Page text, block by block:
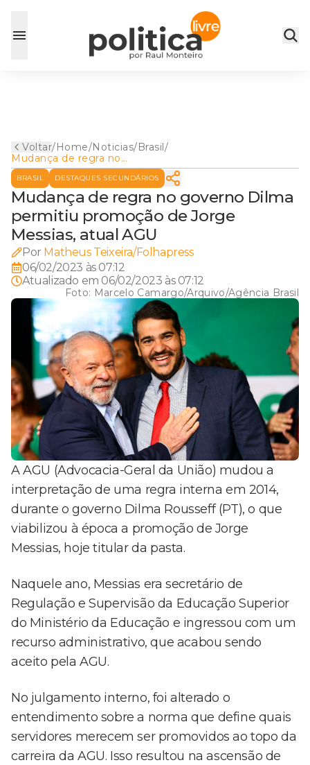
Voltar/Home/Noticias/Brasil/
Mudança de regra no
governo Dilma permitiu
promoção de Jorge Messias,
atual AGU
BRASIL DESTAQUES SECUNDÁRIOS
Mudança de regra no governo Dilma
permitiu promoção de Jorge
Messias, atual AGU
Por Matheus Teixeira/Folhapress
06/02/2023 às 07:12
Atualizado em 06/02/2023 às 07:12
Foto: Marcelo Camargo/Arquivo/Agência Brasil
A AGU (Advocacia-Geral da União) mudou a
interpretação de uma regra interna em 2014,
durante o governo Dilma Rousseff (PT), o que
viabilizou à época a promoção de Jorge
Messias, hoje titular da pasta.
Naquele ano, Messias era secretário de
Regulação e Supervisão da Educação Superior
do Ministério da Educação e ingressou com um
recurso administrativo, que acabou sendo
aceito pela AGU.
No julgamento interno, foi alterado o
entendimento sobre a norma que define quais
servidores merecem ser promovidos ao topo da
carreira da AGU. Isso resultou na ascensão de